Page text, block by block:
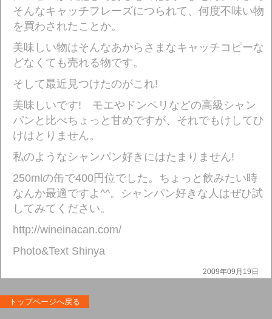
そんなキャッチフレーズにつられて、何度不味い物
を買わされたことか。
美味しい物はそんなあからさまなキャッチコピーな
どなくても売れる物です。
そして最近見つけたのがこれ!
美味しいです! モエやドンペリなどの高級シャン
パンと比べちょっと甘めですが、それでもけしてひ
けはとりません。
私のようなシャンパン好きにはたまりません!
250mlの缶で400円位でした。ちょっと飲みたい時
なんか最適ですよ^^。シャンパン好きな人はぜひ試
してみてください。
http://wineinacan.com/
Photo&Text Shinya
2009年09月19日
トップページへ戻る